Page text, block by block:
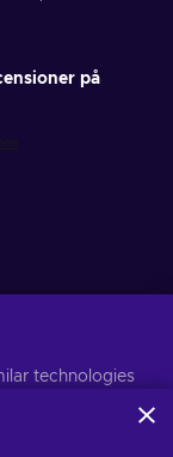
på
technologies
content,